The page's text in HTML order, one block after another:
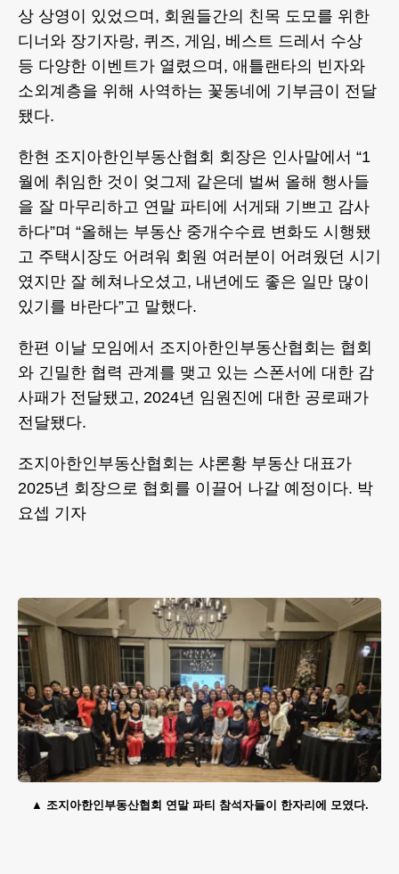
상 상영이 있었으며, 회원들간의 친목 도모를 위한
디너와 장기자랑, 퀴즈, 게임, 베스트 드레서 수상
등 다양한 이벤트가 열렸으며, 애틀랜타의 빈자와
소외계층을 위해 사역하는 꽃동네에 기부금이 전달
됐다.
한현 조지아한인부동산협회 회장은 인사말에서 “1
월에 취임한 것이 엊그제 같은데 벌써 올해 행사들
을 잘 마무리하고 연말 파티에 서게돼 기쁘고 감사
하다”며 “올해는 부동산 중개수수료 변화도 시행됐
고 주택시장도 어려워 회원 여러분이 어려웠던 시기
였지만 잘 헤쳐나오셨고, 내년에도 좋은 일만 많이
있기를 바란다”고 말했다.
한편 이날 모임에서 조지아한인부동산협회는 협회
와 긴밀한 협력 관계를 맺고 있는 스폰서에 대한 감
사패가 전달됐고, 2024년 임원진에 대한 공로패가
전달됐다.
조지아한인부동산협회는 샤론황 부동산 대표가
2025년 회장으로 협회를 이끌어 나갈 예정이다. 박
요셉 기자
조지아한인부동산협회 연말 파티 참석자들이 한자리에 모였다.